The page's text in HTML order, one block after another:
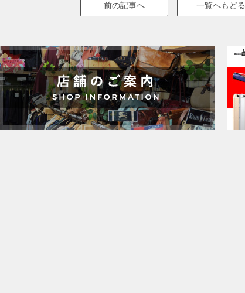
前の記事へ 一覧へもどる